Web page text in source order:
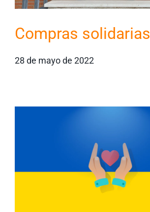
Compras solidarias
28 de mayo de 2022